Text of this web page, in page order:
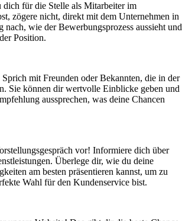
dich für die Stelle als Mitarbeiter im
zögere nicht, direkt mit dem Unternehmen in
nach, wie der Bewerbungsprozess aussieht und
Position.
mit Freunden oder Bekannten, die in der
Sie können dir wertvolle Einblicke geben und
aussprechen, was deine Chancen
vor! Informiere dich über
Überlege dir, wie du deine
am besten präsentieren kannst, um zu
Wahl für den Kundenservice bist.